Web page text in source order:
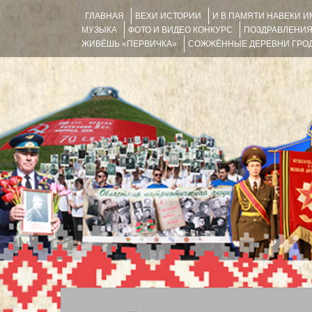
ГЛАВНАЯ ВЕХИ ИСТОРИИ
И В ПАМЯТИ НАВЕКИ
МУЗЫКА
ФОТО И ВИДЕО КОНКУРС
ПОЗДРАВЛЕНИЯ
ЖИВЁШЬ «ПЕРВИЧКА»
СОЖЖЁННЫЕ ДЕРЕВНИ